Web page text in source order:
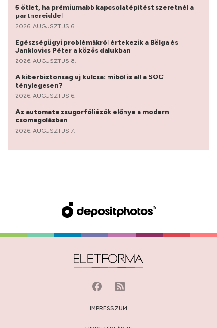
5 ötlet, ha prémiumabb kapcsolatépítést szeretnél a
partnereiddel
2026. AUGUSZTUS 6.
Egészségügyi problémákról értekezik a Bëlga és
Janklovics Péter a közös dalukban
2026. AUGUSZTUS 8.
A kiberbiztonság új kulcsa: miből is áll a SOC
ténylegesen?
2026. AUGUSZTUS 6.
Az automata zsugorfóliázók előnye a modern
csomagolásban
2026. AUGUSZTUS 7.
IMPRESSZUM